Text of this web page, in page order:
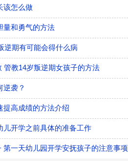
该怎么做
量和勇气的方法
逆期有可能会得什么病
管教14岁叛逆期女孩子的方法
逆袭？
提高成绩的方法介绍
儿开学之前具体的准备工作
一天幼儿园开学安抚孩子的注意事项